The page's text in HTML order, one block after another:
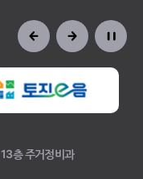
층 주거정비과